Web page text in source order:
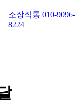
소장직통 010-9096-
8224